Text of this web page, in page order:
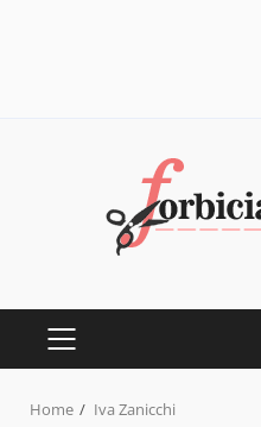
PRIMARY
Home Iva Zanicchi